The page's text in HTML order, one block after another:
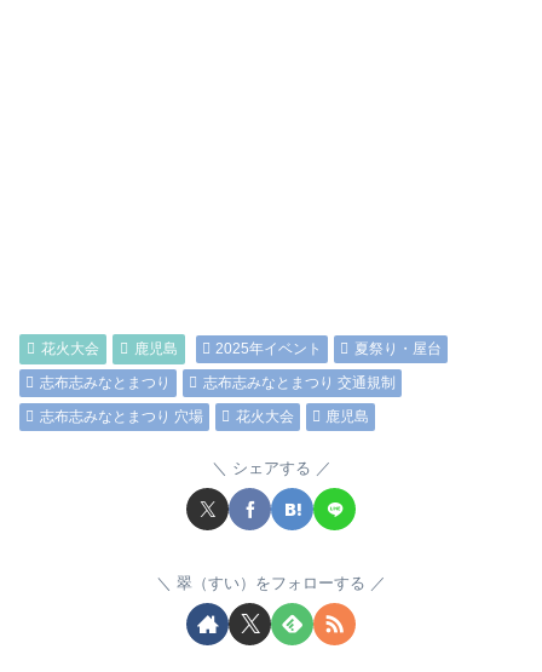
花火大会 鹿児島 2025年イベント
夏祭り・屋台
志布志みなとまつり
志布志みなとまつり 交通規制
志布志みなとまつり 穴場
花火大会 鹿児島
シェアする
翠（すい）をフォローする